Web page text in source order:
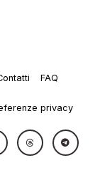
FAQ
privacy